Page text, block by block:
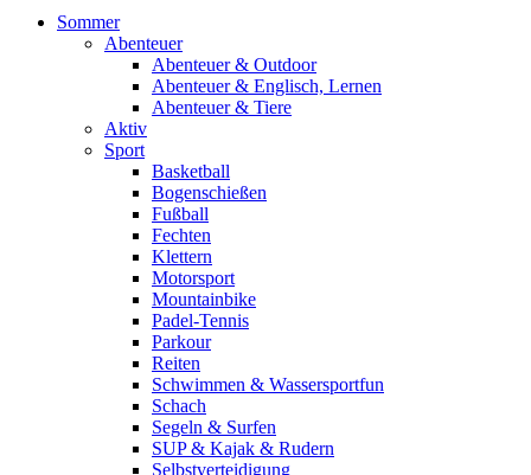
Sommer
Abenteuer
Abenteuer & Outdoor
Abenteuer & Englisch, Lernen
Abenteuer & Tiere
Aktiv
Sport
Basketball
Bogenschießen
Fußball
Fechten
Klettern
Motorsport
Mountainbike
Padel-Tennis
Parkour
Reiten
Schwimmen & Wassersportfun
Schach
Segeln & Surfen
SUP & Kajak & Rudern
Selbstverteidigung